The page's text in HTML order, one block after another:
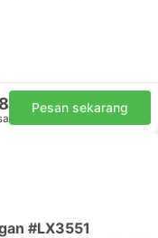
Pesan sekarang
#LX3551